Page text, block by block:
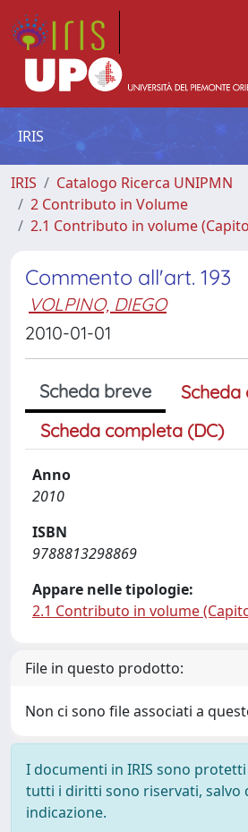
IRIS
IRIS
Catalogo Ricerca UNIPMN
2 Contributo in Volume
2.1 Contributo in volume
Commento all'art. 193
VOLPINO, DIEGO
2010-01-01
Scheda breve
Scheda completa (DC)
Anno
2010
ISBN
9788813298869
Appare nelle tipologie:
2.1 Contributo in volume
File in questo prodotto:
Non ci sono file associati a
I documenti in IRIS sono
tutti i diritti sono riservati, salvo
indicazione.